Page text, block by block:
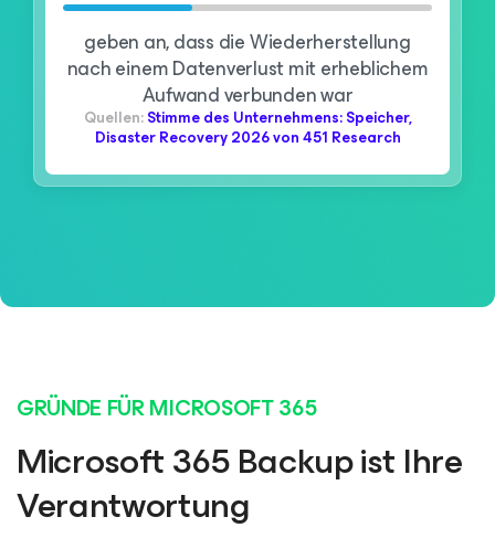
geben an, dass die Wiederherstellung
nach einem Datenverlust mit erheblichem
Aufwand verbunden war
Quellen:Stimme des Unternehmens: Speicher,
Disaster Recovery 2026 von 451 Research
GRÜNDE FÜR MICROSOFT 365
Microsoft 365 Backup ist Ihre
Verantwortung